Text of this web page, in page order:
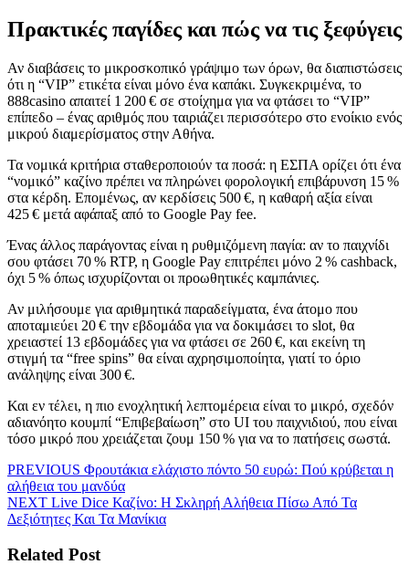
Πρακτικές παγίδες και πώς να τις ξεφύγεις
Αν διαβάσεις το μικροσκοπικό γράψιμο των όρων, θα διαπιστώσεις
ότι η “VIP” ετικέτα είναι μόνο ένα καπάκι. Συγκεκριμένα, το
888casino απαιτεί 1 200 € σε στοίχημα για να φτάσει το “VIP”
επίπεδο – ένας αριθμός που ταιριάζει περισσότερο στο ενοίκιο ενός
μικρού διαμερίσματος στην Αθήνα.
Τα νομικά κριτήρια σταθεροποιούν τα ποσά: η ΕΣΠΑ ορίζει ότι ένα
“νομικό” καζίνο πρέπει να πληρώνει φορολογική επιβάρυνση 15 %
στα κέρδη. Επομένως, αν κερδίσεις 500 €, η καθαρή αξία είναι
425 € μετά αφάπαξ από το Google Pay fee.
Ένας άλλος παράγοντας είναι η ρυθμιζόμενη παγία: αν το παιχνίδι
σου φτάσει 70 % RTP, η Google Pay επιτρέπει μόνο 2 % cashback,
όχι 5 % όπως ισχυρίζονται οι προωθητικές καμπάνιες.
Αν μιλήσουμε για αριθμητικά παραδείγματα, ένα άτομο που
αποταμιεύει 20 € την εβδομάδα για να δοκιμάσει το slot, θα
χρειαστεί 13 εβδομάδες για να φτάσει σε 260 €, και εκείνη τη
στιγμή τα “free spins” θα είναι αχρησιμοποίητα, γιατί το όριο
ανάληψης είναι 300 €.
Και εν τέλει, η πιο ενοχλητική λεπτομέρεια είναι το μικρό, σχεδόν
αδιανόητο κουμπί “Επιβεβαίωση” στο UI του παιχνιδιού, που είναι
τόσο μικρό που χρειάζεται ζουμ 150 % για να το πατήσεις σωστά.
Πλοήγηση
άρθρων
PREVIOUS Previous
post:
Φρουτάκια ελάχιστο πόντο 50 ευρώ: Πού κρύβεται η
αλήθεια του μανδύα
NEXT Next
post:
Live Dice Καζίνο: Η Σκληρή Αλήθεια Πίσω Από Τα
Δεξιότητες Και Τα Μανίκια
Related Post